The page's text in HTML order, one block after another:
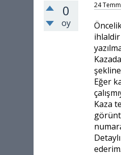
0
oy
24
ihlaldir
Eğer
Kaza
ederim.